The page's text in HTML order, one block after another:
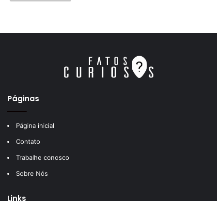
Páginas
Página inicial
Contato
Trabalhe conosco
Sobre Nós
Links